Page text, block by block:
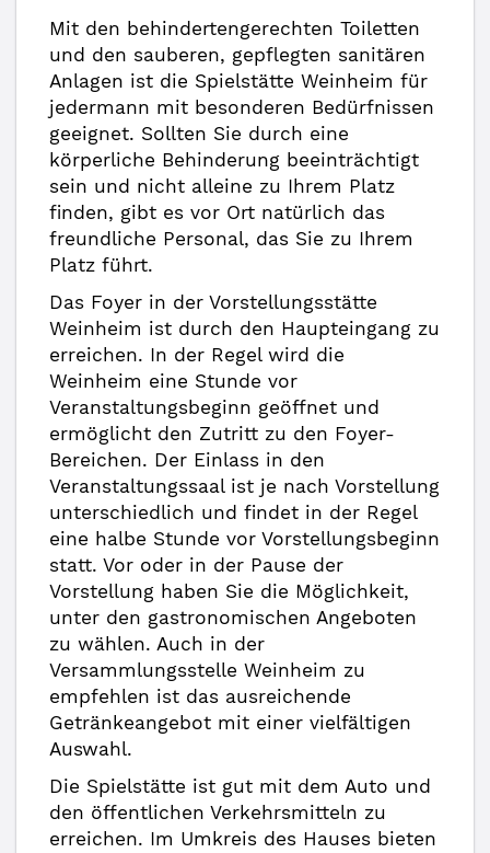
Mit den behindertengerechten Toiletten
und den sauberen, gepflegten sanitären
Anlagen ist die Spielstätte Weinheim für
jedermann mit besonderen Bedürfnissen
geeignet. Sollten Sie durch eine
körperliche Behinderung beeinträchtigt
sein und nicht alleine zu Ihrem Platz
finden, gibt es vor Ort natürlich das
freundliche Personal, das Sie zu Ihrem
Platz führt.
Das Foyer in der Vorstellungsstätte
Weinheim ist durch den Haupteingang zu
erreichen. In der Regel wird die
Weinheim eine Stunde vor
Veranstaltungsbeginn geöffnet und
ermöglicht den Zutritt zu den Foyer-
Bereichen. Der Einlass in den
Veranstaltungssaal ist je nach Vorstellung
unterschiedlich und findet in der Regel
eine halbe Stunde vor Vorstellungsbeginn
statt. Vor oder in der Pause der
Vorstellung haben Sie die Möglichkeit,
unter den gastronomischen Angeboten
zu wählen. Auch in der
Versammlungsstelle Weinheim zu
empfehlen ist das ausreichende
Getränkeangebot mit einer vielfältigen
Auswahl.
Die Spielstätte ist gut mit dem Auto und
den öffentlichen Verkehrsmitteln zu
erreichen. Im Umkreis des Hauses bieten